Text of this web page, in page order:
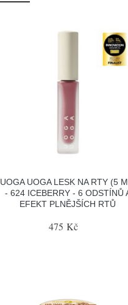
UOGA UOGA LESK NA RTY (5
- 624 ICEBERRY - 6 ODSTÍNŮ
EFEKT PLNĚJŠÍCH RTŮ
475 Kč